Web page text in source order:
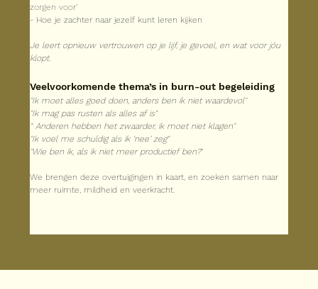
zorgen voor’
- Hoe je zachter naar jezelf kunt leren kijken
Je leert opnieuw vertrouwen op je lijf, je gevoel, en wat voor jóu
klopt.
Veelvoorkomende thema’s in burn-out begeleiding
"Ik moet alles goed doen, anders ben ik niet waardevol"
"Ik mag pas rusten als alles af is"
“ Anderen hebben het zwaarder, ik moet niet klagen"
"Ik voel me schuldig als ik ‘nee’ zeg"
"Wie ben ik, als ik niet meer productief ben?"
We brengen deze overtuigingen in kaart, en zoeken samen naar
meer ruimte, mildheid en veerkracht.